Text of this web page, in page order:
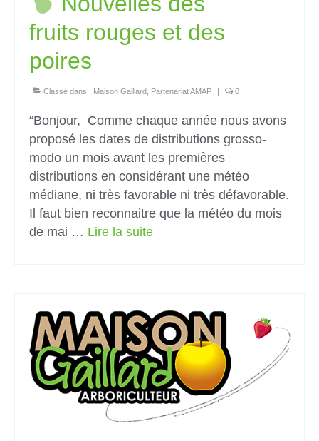
fruits rouges et des
poires
Classé dans : Maison Gaillard Partenariat AMAP | 0
“Bonjour, Comme chaque année nous avons
proposé les dates de distributions grosso-
modo un mois avant les premières
distributions en considérant une météo
médiane, ni très favorable ni très défavorable.
Il faut bien reconnaitre que la météo du mois
de mai … Lire la suite­­